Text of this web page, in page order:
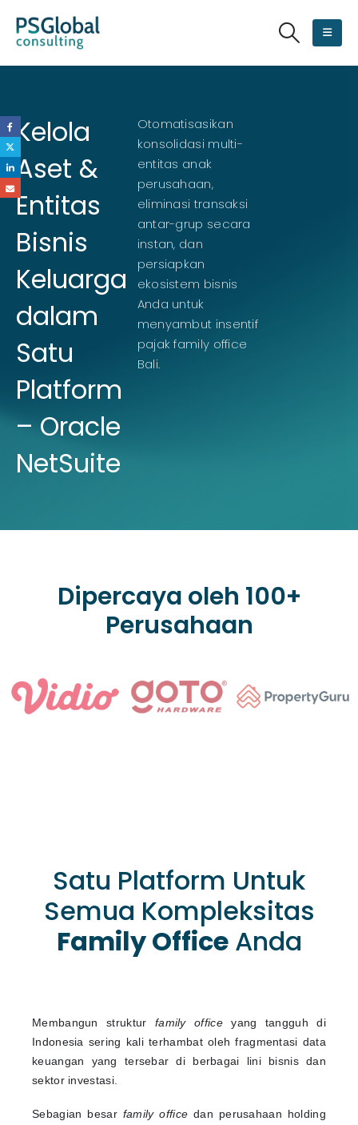
Kelola
Aset &
Entitas
Bisnis
Keluarga
dalam
Satu
Platform
– Oracle
NetSuite
Otomatisasikan
konsolidasi multi-
entitas anak
perusahaan,
eliminasi transaksi
antar-grup secara
instan, dan
persiapkan
ekosistem bisnis
Anda untuk
menyambut insentif
pajak family office
Bali.
Dipercaya oleh 100+
Perusahaan
Satu Platform Untuk
Semua Kompleksitas
Family OfficeAnda
Membangun struktur family officeyang tangguh di
Indonesia sering kali terhambat oleh fragmentasi data
keuangan yang tersebar di berbagai lini bisnis dan
sektor investasi.
Sebagian besar family office dan perusahaan holding